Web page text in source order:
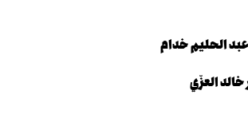
الحليم خدام
العزّي